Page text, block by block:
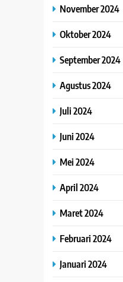
November 2024
Oktober 2024
September 2024
Agustus 2024
Juli 2024
Juni 2024
Mei 2024
April 2024
Maret 2024
Februari 2024
Januari 2024